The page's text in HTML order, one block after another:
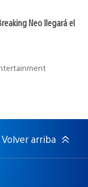
Neo llegará el
Volver arriba